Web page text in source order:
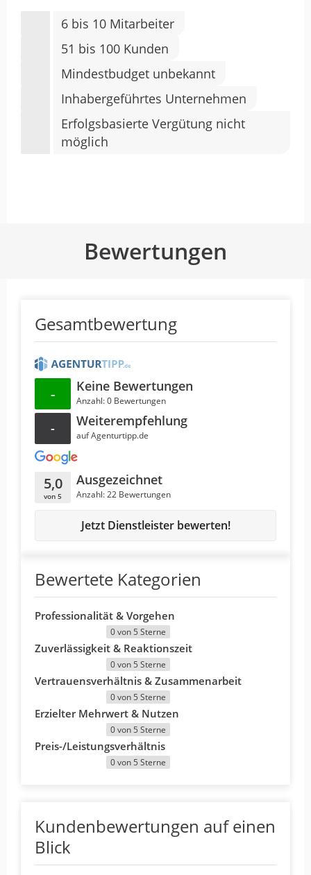
6 bis 10 Mitarbeiter
51 bis 100 Kunden
Mindestbudget unbekannt
Inhabergeführtes Unternehmen
Erfolgsbasierte Vergütung nicht
möglich
Bewertungen
Bewertete Kategorien
Professionalität & Vorgehen
0 von 5 Sterne
Zuverlässigkeit & Reaktionszeit
0 von 5 Sterne
Vertrauensverhältnis & Zusammenarbeit
0 von 5 Sterne
Erzielter Mehrwert & Nutzen
0 von 5 Sterne
Preis-/Leistungsverhältnis
0 von 5 Sterne
Gesamtbewertung
- Keine Bewertungen
Anzahl: 0 Bewertungen
- Weiterempfehlung
auf Agenturtipp.de
5,0
von 5
Ausgezeichnet
Anzahl: 22 Bewertungen
Jetzt Dienstleister bewerten!
Kundenbewertungen auf einen
Blick